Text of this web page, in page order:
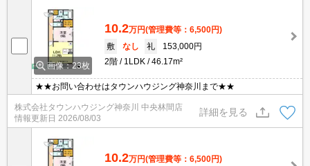
画像：23枚
10.2万円(管理費等：6,500円)
敷
なし 礼
153,000円
2階
1LDK 46.17m²
★★お問い合わせはタウンハウジング神奈川まで★★
株式会社タウンハウジング神奈川 中央林間店
情報更新日 2026/08/03
詳細を見る
10.2万円(管理費等：6,500円)